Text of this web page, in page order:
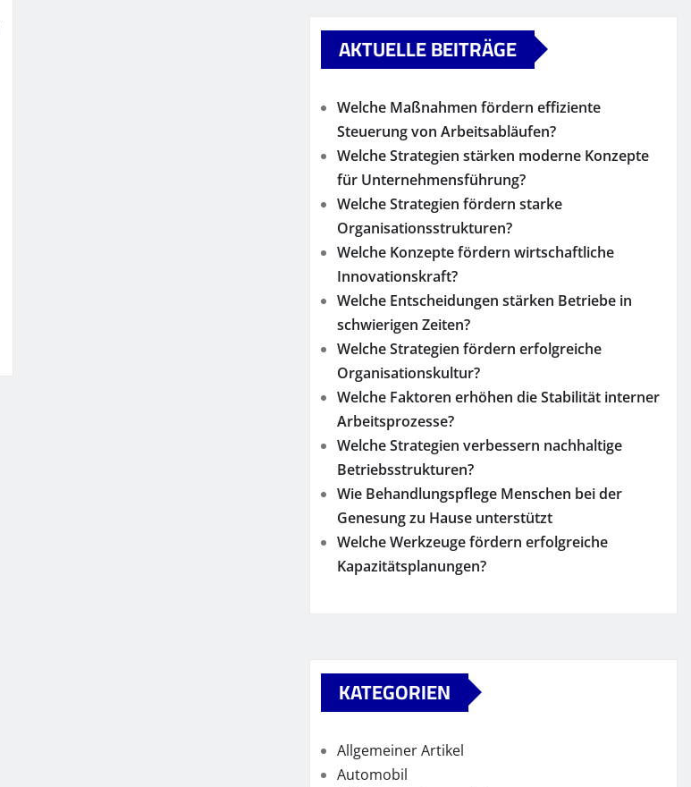
AKTUELLE BEITRÄGE
Welche Maßnahmen fördern effiziente
Steuerung von Arbeitsabläufen?
Welche Strategien stärken moderne Konzepte
für Unternehmensführung?
Welche Strategien fördern starke
Organisationsstrukturen?
Welche Konzepte fördern wirtschaftliche
Innovationskraft?
Welche Entscheidungen stärken Betriebe in
schwierigen Zeiten?
Welche Strategien fördern erfolgreiche
Organisationskultur?
Welche Faktoren erhöhen die Stabilität interner
Arbeitsprozesse?
Welche Strategien verbessern nachhaltige
Betriebsstrukturen?
Wie Behandlungspflege Menschen bei der
Genesung zu Hause unterstützt
Welche Werkzeuge fördern erfolgreiche
Kapazitätsplanungen?
KATEGORIEN
Allgemeiner Artikel
Automobil